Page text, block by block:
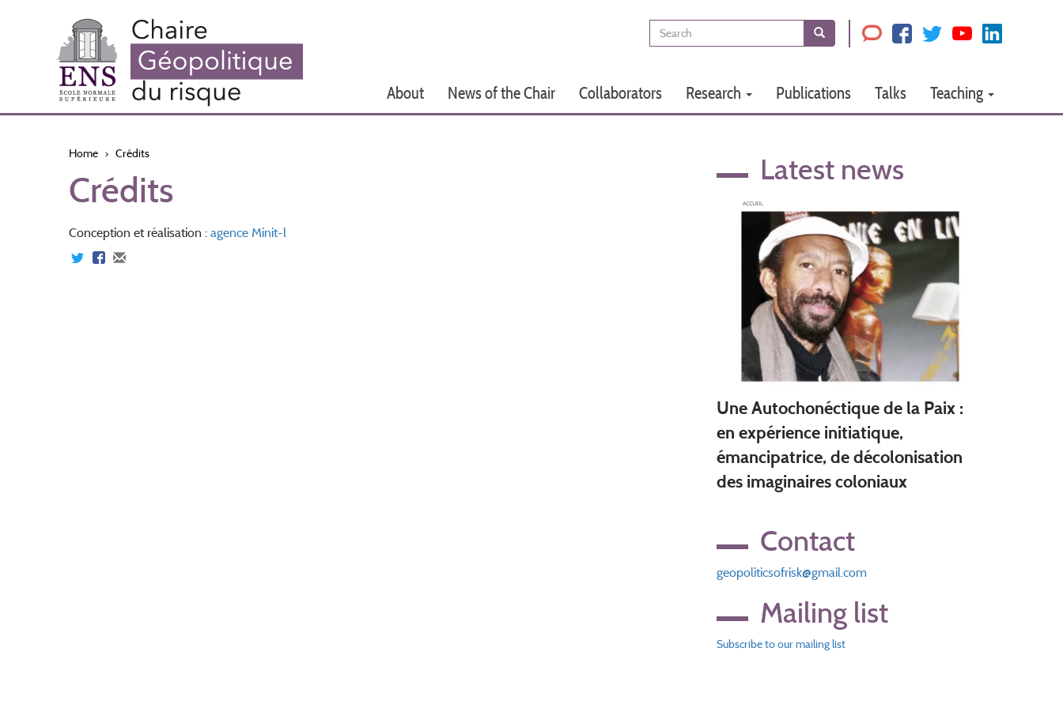
Main
navigation
About News of the Chair Collaborators Research Publications Talks Teaching
Search Search
Home Crédits
Crédits
Conception et réalisation : agence Minit-l
Latest news
Une Autochonéctique de la Paix :
en expérience initiatique,
émancipatrice, de décolonisation
des imaginaires coloniaux
Contact
geopoliticsofrisk@gmail.com
Mailing list
Subscribe to our mailing list